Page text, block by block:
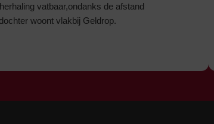
vatbaar,ondanks de afstand
woont vlakbij Geldrop.